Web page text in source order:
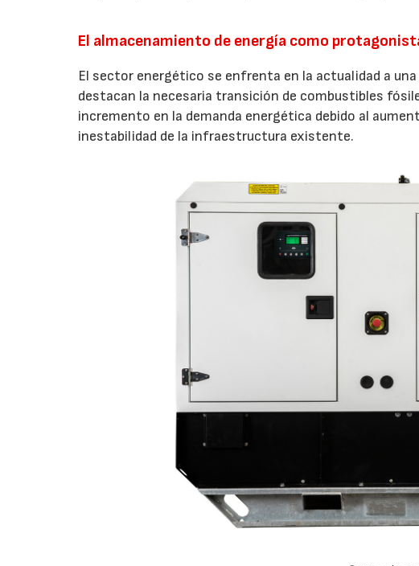
El almacenamiento de energía como
El sector energético se enfrenta en la actualidad a
destacan la necesaria transición de combustibles
incremento en la demanda energética debido al
inestabilidad de la infraestructura existente.